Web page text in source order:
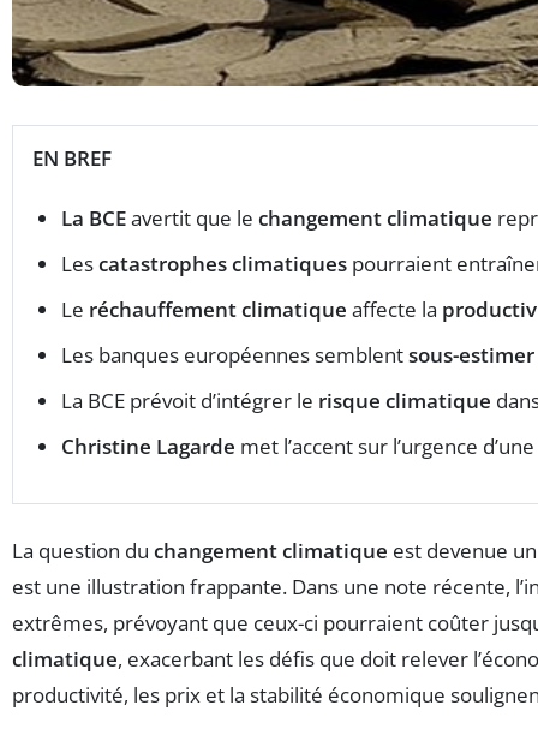
EN BREF
La BCEavertit que le changement climatique
Lescatastrophes climatiques pourraient
Le réchauffement climatique affecte la
Les banques européennes semblentsous-estimer
La BCE prévoit d’intégrer le risque climatique
Christine Lagarde met l’accent sur l’urgence d’une
La question du changement climatique est devenue
est une illustration frappante. Dans une note récente,
extrêmes, prévoyant que ceux-ci pourraient coûter
climatique, exacerbant les défis que doit relever
productivité, les prix et la stabilité économique